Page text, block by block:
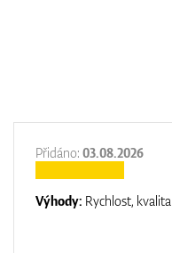
Přidáno: 03.08.2026
Výhody: Rychlost, kvalita